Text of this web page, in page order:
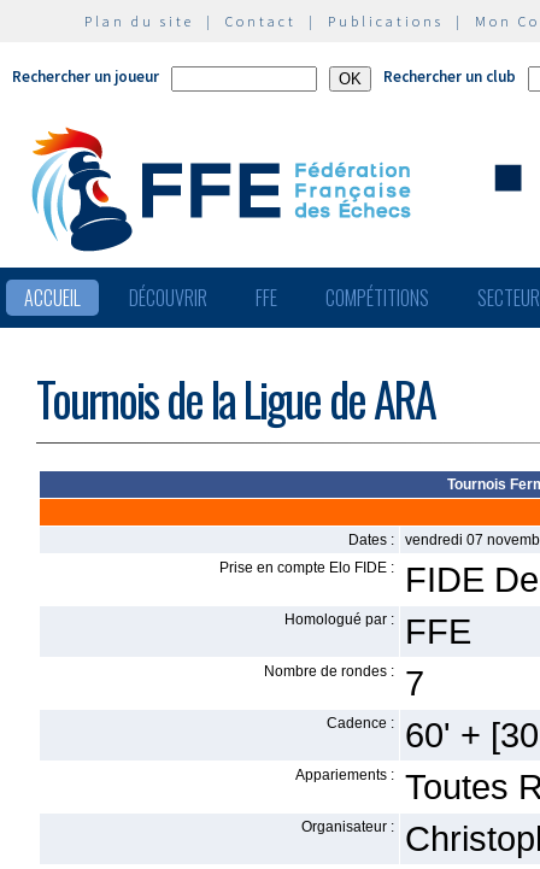
Plan du site | Contact | Publications | Mon
Rechercher un joueur Rechercher un club
ACCUEIL DÉCOUVRIR FFE COMPÉTITIONS
Tournois de la Ligue de ARA
Tournois
Dates :
vendredi 07
Prise en compte Elo FIDE :
FIDE
Homologué par : FFE
Nombre de rondes : 7
Cadence : 60' +
Appariements : Toutes
Organisateur :